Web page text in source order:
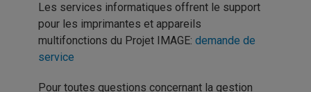
Les services informatiques offrent le support
pour les imprimantes et appareils
multifonctions du Projet IMAGE: demande de
service
Pour toutes questions concernant la gestion